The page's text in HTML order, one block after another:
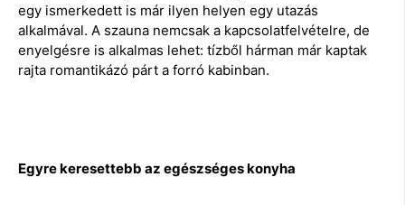
egy ismerkedett is már ilyen helyen egy utazás
alkalmával. A szauna nemcsak a kapcsolatfelvételre, de
enyelgésre is alkalmas lehet: tízből hárman már kaptak
rajta romantikázó párt a forró kabinban.
Egyre keresettebb az egészséges konyha